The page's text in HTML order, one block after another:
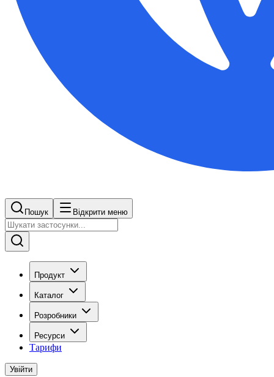
Пошук Відкрити меню
Продукт
Каталог
Розробники
Ресурси
Тарифи
Увійти